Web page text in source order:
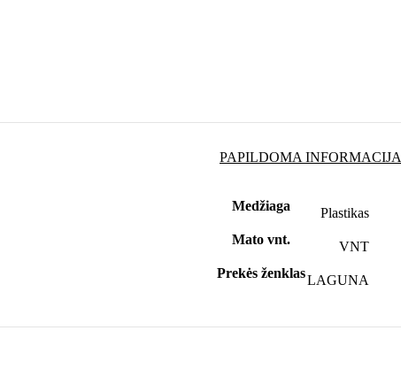
PAPILDOMA INFORMACIJA
Medžiaga
Plastikas
Mato vnt.
VNT
Prekės ženklasLAGUNA